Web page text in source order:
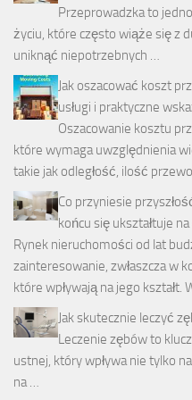
Przeprowadzka to
życiu, które często wiąże się z
uniknąć niepotrzebnych …
Jak oszacować koszt
usługi i praktyczne
Oszacowanie kosztu
które wymaga uwzględnienia
takie jak odległość, ilość
Co przyniesie
końcu się ukształtuje
Rynek nieruchomości od lat
zainteresowanie, zwłaszcza w
które wpływają na jego kształt.
Jak skutecznie leczyć
Leczenie zębów to
ustnej, który wpływa nie tylko
na …